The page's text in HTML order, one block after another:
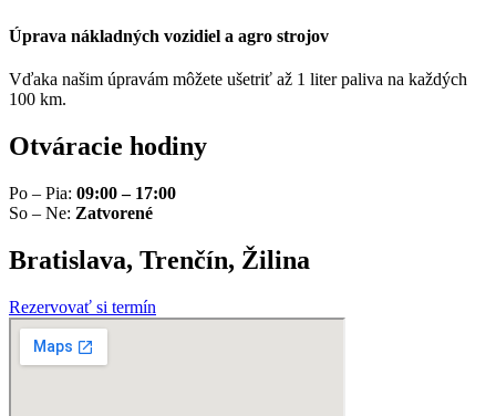
Úprava nákladných vozidiel a agro strojov
Vďaka našim úpravám môžete ušetriť až 1 liter paliva na každých
100 km.
Otváracie hodiny
Po – Pia: 09:00 – 17:00
So – Ne: Zatvorené
Bratislava, Trenčín, Žilina
Rezervovať si termín